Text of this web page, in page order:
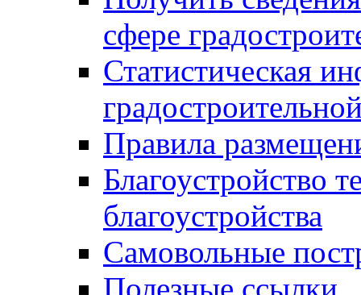
сфере
Статистическая
Правила
Благоустройство
благоустройства
Самовольные